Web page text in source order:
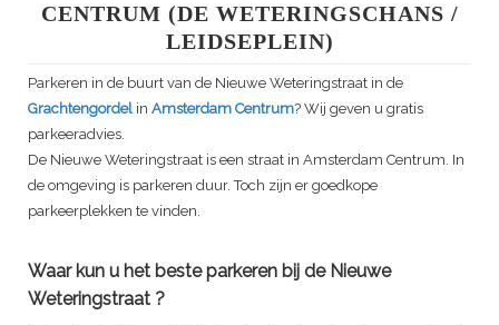
CENTRUM (DE WETERINGSCHANS /
LEIDSEPLEIN)
Parkeren in de buurt van de Nieuwe Weteringstraat in de
Grachtengordel in Amsterdam Centrum? Wij geven u gratis
parkeeradvies.
De Nieuwe Weteringstraat is een straat in Amsterdam Centrum. In
de omgeving is parkeren duur. Toch zijn er goedkope
parkeerplekken te vinden.
Waar kun u het beste parkeren bij de Nieuwe
Weteringstraat ?